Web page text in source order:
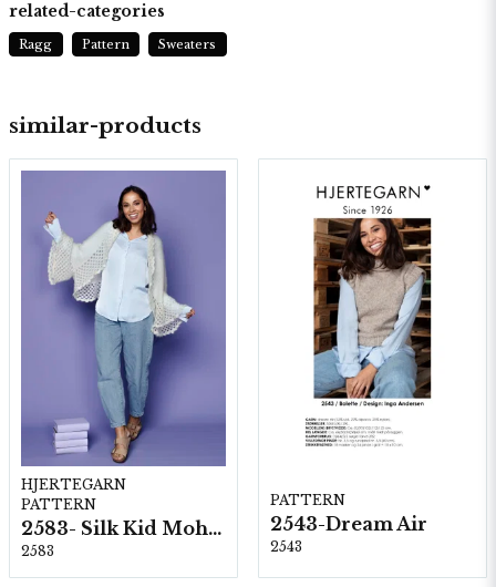
similar-products
HJERTEGARN
PATTERN
2583- Silk Kid Mohair
2583
PATTERN
2543-Dream Air
2543
related-categories
Ragg Pattern Sweaters